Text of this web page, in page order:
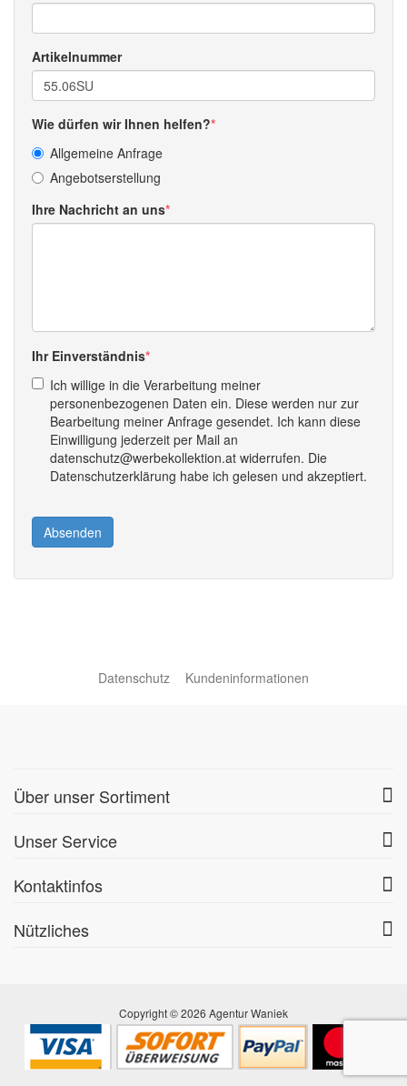
Artikelnummer
Wie dürfen wir Ihnen helfen?
Allgemeine Anfrage
Angebotserstellung
Ihre Nachricht an uns
Ihr Einverständnis
Ich willige in die Verarbeitung meiner
personenbezogenen Daten ein. Diese werden nur zur
Bearbeitung meiner Anfrage gesendet. Ich kann diese
Einwilligung jederzeit per Mail an
datenschutz@werbekollektion.at widerrufen. Die
Datenschutzerklärung habe ich gelesen und akzeptiert.
Absenden
Datenschutz Kundeninformationen
Über unser Sortiment
Unser Service
Kontaktinfos
Nützliches
Copyright © 2026 Agentur Waniek